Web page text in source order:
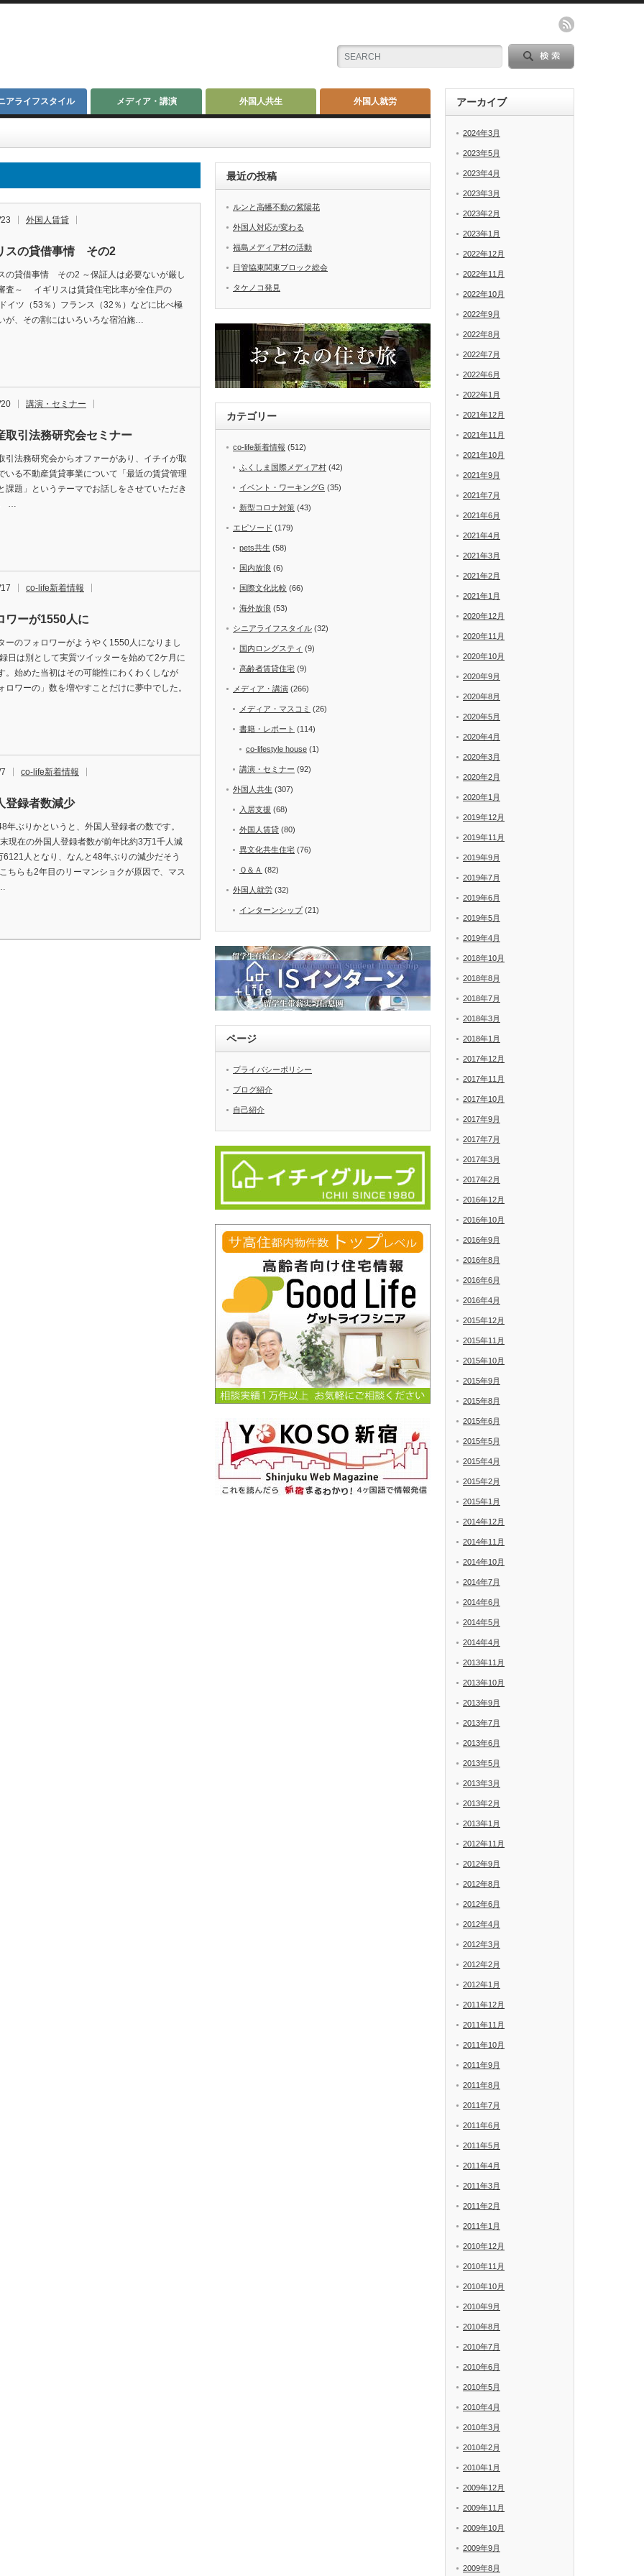
アライフスタイル メディア・講演 外国人共生 外国人就労
外国人賃貸
スの貸借事情 その2
の貸借事情 その2 ～保証人は必要ないが厳し
査～ イギリスは賃貸住宅比率が全住戸の
イツ（53％）フランス（32％）などに比べ極
が、その割にはいろいろな宿泊施…
講演・セミナー
取引法務研究会セミナー
引法務研究会からオファーがあり、イチイが取
いる不動産賃貸事業について「最近の賃貸管理
課題」というテーマでお話しをさせていただき
…
co-life新着情報
ワーが1550人に
ーのフォロワーがようやく1550人になりまし
日は別として実質ツイッターを始めて2ケ月に
。始めた当初はその可能性にわくわくしなが
ロワーの」数を増やすことだけに夢中でした。
co-life新着情報
登録者数減少
年ぶりかというと、外国人登録者の数です。
現在の外国人登録者数が前年比約3万1千人減
6121人となり、なんと48年ぶりの減少だそう
ちらも2年目のリーマンショクが原因で、マス
最近の投稿
ルンと高幡不動の紫陽花
外国人対応が変わる
福島メディア村の活動
日管協東関東ブロック総会
タケノコ発見
カテゴリー
co-life新着情報 (512)
ふくしま国際メディア村 (42)
イベント・ワーキングG (35)
新型コロナ対策 (43)
エピソード (179)
pets共生 (58)
国内放浪 (6)
国際文化比較 (66)
海外放浪 (53)
シニアライフスタイル (32)
国内ロングスティ (9)
高齢者賃貸住宅 (9)
メディア・講演 (266)
メディア・マスコミ (26)
書籍・レポート (114)
co-lifestyle house (1)
講演・セミナー (92)
外国人共生 (307)
入居支援 (68)
外国人賃貸 (80)
異文化共生住宅 (76)
Ｑ＆Ａ (82)
外国人就労 (32)
インターンシップ(21)
ページ
プライバシーポリシー
ブログ紹介
自己紹介
アーカイブ
2024年3月
2023年5月
2023年4月
2023年3月
2023年2月
2023年1月
2022年12月
2022年11月
2022年10月
2022年9月
2022年8月
2022年7月
2022年6月
2022年1月
2021年12月
2021年11月
2021年10月
2021年9月
2021年7月
2021年6月
2021年4月
2021年3月
2021年2月
2021年1月
2020年12月
2020年11月
2020年10月
2020年9月
2020年8月
2020年5月
2020年4月
2020年3月
2020年2月
2020年1月
2019年12月
2019年11月
2019年9月
2019年7月
2019年6月
2019年5月
2019年4月
2018年10月
2018年8月
2018年7月
2018年3月
2018年1月
2017年12月
2017年11月
2017年10月
2017年9月
2017年7月
2017年3月
2017年2月
2016年12月
2016年10月
2016年9月
2016年8月
2016年6月
2016年4月
2015年12月
2015年11月
2015年10月
2015年9月
2015年8月
2015年6月
2015年5月
2015年4月
2015年2月
2015年1月
2014年12月
2014年11月
2014年10月
2014年7月
2014年6月
2014年5月
2014年4月
2013年11月
2013年10月
2013年9月
2013年7月
2013年6月
2013年5月
2013年3月
2013年2月
2013年1月
2012年11月
2012年9月
2012年8月
2012年6月
2012年4月
2012年3月
2012年2月
2012年1月
2011年12月
2011年11月
2011年10月
2011年9月
2011年8月
2011年7月
2011年6月
2011年5月
2011年4月
2011年3月
2011年2月
2011年1月
2010年12月
2010年11月
2010年10月
2010年9月
2010年8月
2010年7月
2010年6月
2010年5月
2010年4月
2010年3月
2010年2月
2010年1月
2009年12月
2009年11月
2009年10月
2009年9月
2009年8月